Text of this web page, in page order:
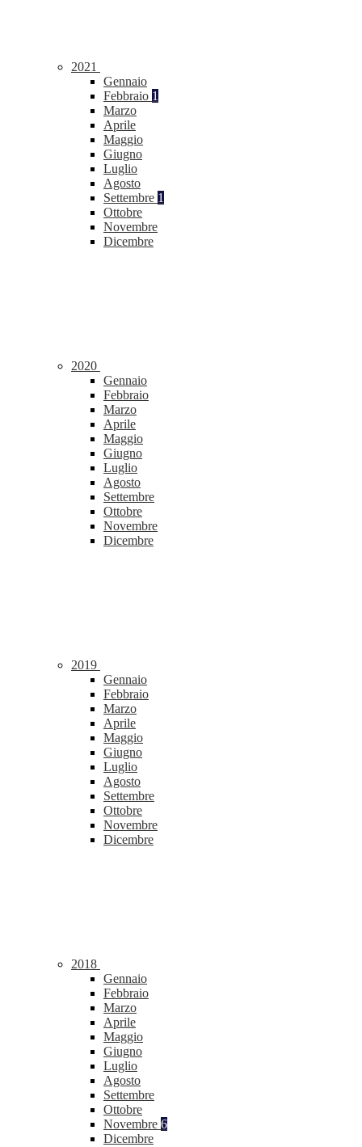
2021
Gennaio
Febbraio 1
Marzo
Aprile
Maggio
Giugno
Luglio
Agosto
Settembre 1
Ottobre
Novembre
Dicembre
2020
Gennaio
Febbraio
Marzo
Aprile
Maggio
Giugno
Luglio
Agosto
Settembre
Ottobre
Novembre
Dicembre
2019
Gennaio
Febbraio
Marzo
Aprile
Maggio
Giugno
Luglio
Agosto
Settembre
Ottobre
Novembre
Dicembre
2018
Gennaio
Febbraio
Marzo
Aprile
Maggio
Giugno
Luglio
Agosto
Settembre
Ottobre
Novembre 6
Dicembre